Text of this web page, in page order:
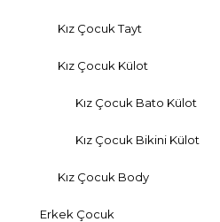
Kız Çocuk Tayt
Kız Çocuk Külot
Kız Çocuk Bato Külot
Kız Çocuk Bikini Külot
Kız Çocuk Body
Erkek Çocuk